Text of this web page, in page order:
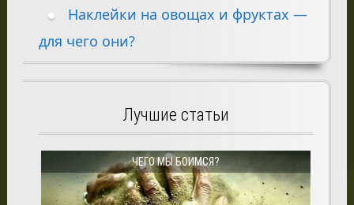
Наклейки на овощах и фруктах —
для чего они?
Лучшие статьи
ЧЕГО МЫ БОИМСЯ?